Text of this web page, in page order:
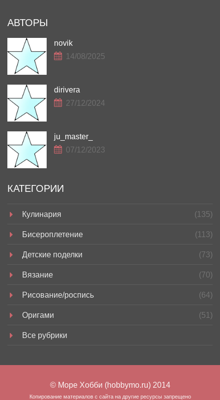
АВТОРЫ
novik
14/08/2025
dirivera
27/12/2024
ju_master_
07/12/2023
КАТЕГОРИИ
Кулинария (135)
Бисероплетение (113)
Детские поделки (73)
Вязание (70)
Рисование/роспись (64)
Оригами (51)
Все рубрики
© Море Хобби (hobbymo.ru) 2014
Копирование материалов с сайта на другие ресурсы запрещено